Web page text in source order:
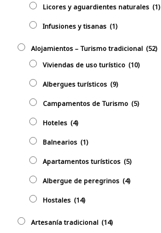
Licores y aguardientes naturales (1)
Infusiones y tisanas (1)
Alojamientos – Turismo tradicional (52)
Viviendas de uso turístico (10)
Albergues turísticos (9)
Campamentos de Turismo (5)
Hoteles (4)
Balnearios (1)
Apartamentos turísticos (5)
Albergue de peregrinos (4)
Hostales (14)
Artesaní­a tradicional (14)